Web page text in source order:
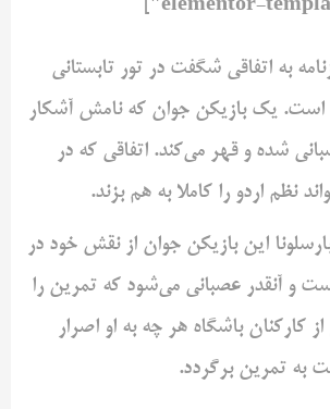
به اتفاقی شگفت در تور تابستانی
است. یک بازیکن جوان که نامش آشکار
‌شده و قهر می‌کند. اتفاقی که در
نظم اردو را ‌کاملا به هم بزند.
این بازیکن جوان از نقش خود در
و آنقدر عصبانی می‌شود که تمرین را
‌کارکنان باشگاه هر چه به او اصرار
به تمرین ‌برگردد.‌